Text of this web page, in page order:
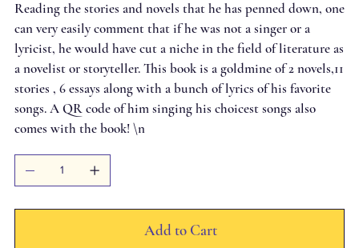
Reading the stories and novels that he has penned down, one
can very easily comment that if he was not a singer or a
lyricist, he would have cut a niche in the field of literature as
a novelist or storyteller. This book is a goldmine of 2 novels,11
stories , 6 essays along with a bunch of lyrics of his favorite
songs. A QR code of him singing his choicest songs also
comes with the book! \n
Add to Cart